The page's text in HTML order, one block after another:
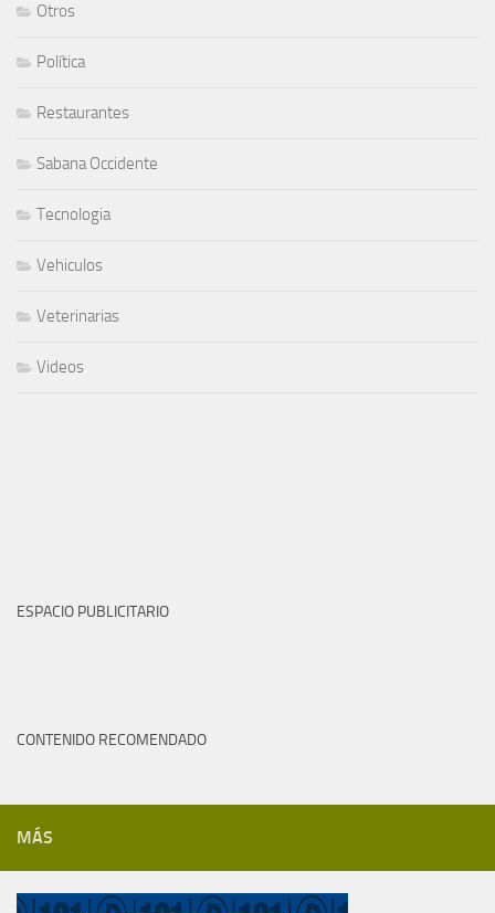
Otros
Política
Restaurantes
Sabana Occidente
Tecnologia
Vehiculos
Veterinarias
Videos
ESPACIO PUBLICITARIO
CONTENIDO RECOMENDADO
MÁS